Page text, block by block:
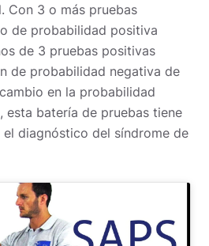
Con 3 o más pruebas
de probabilidad positiva
de 3 pruebas positivas
de probabilidad negativa de
en la probabilidad
esta batería de pruebas tiene
diagnóstico del síndrome de